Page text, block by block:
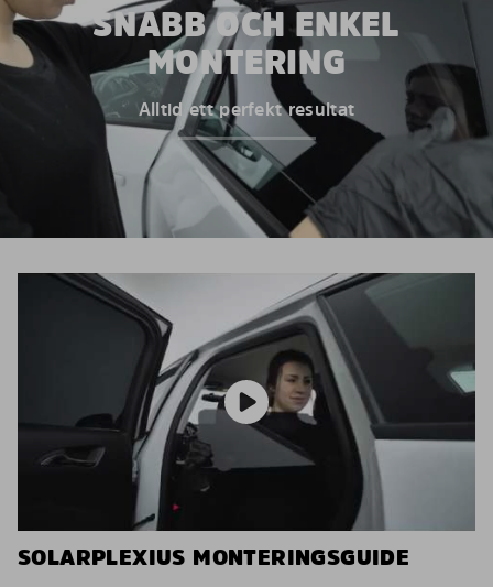
SNABB OCH ENKEL
MONTERING
Alltid ett perfekt resultat
SOLARPLEXIUS MONTERINGSGUIDE